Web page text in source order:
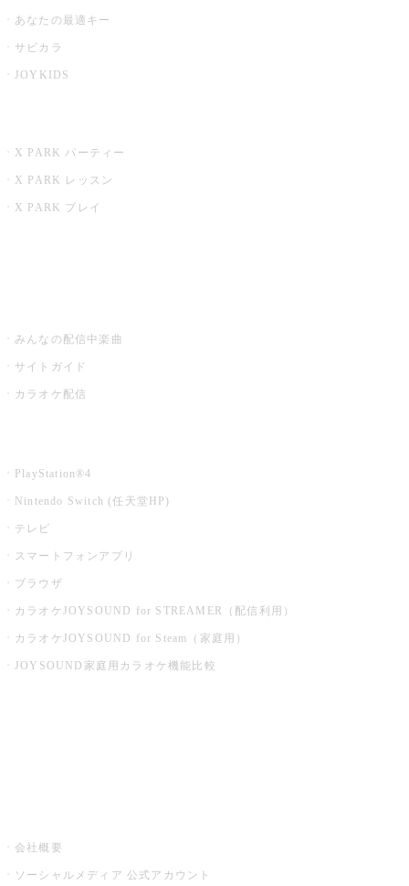
あなたの最適キー
サビカラ
JOYKIDS
X PARK パーティー
X PARK レッスン
X PARK プレイ
みんなの配信中楽曲
サイトガイド
カラオケ配信
PlayStation®4
Nintendo Switch (任天堂HP)
テレビ
スマートフォンアプリ
ブラウザ
カラオケJOYSOUND for STREAMER（配信利用）
カラオケJOYSOUND for Steam（家庭用）
JOYSOUND家庭用カラオケ機能比較
会社概要
ソーシャルメディア 公式アカウント